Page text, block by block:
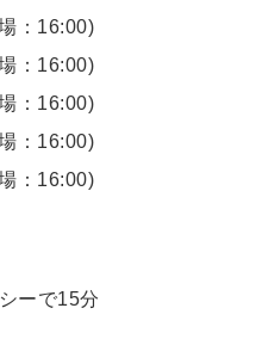
：16:00)
：16:00)
：16:00)
：16:00)
：16:00)
ーで15分